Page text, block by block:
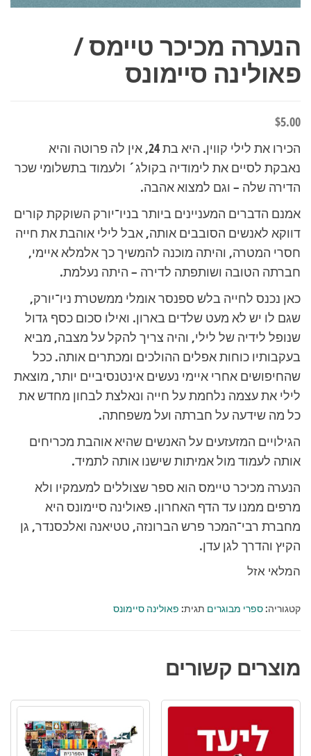
הנערה מכיכר טיימס /
פאולינה סיימונס
$5.00
הכירו את לילי קווין. היא בת 24, אין לה פרוטה והיא
נאבקת לסיים את לימודיה בקולג´ ולעמוד בתשלומי שכר
הדירה שלה – וגם למצוא אהבה.
אמנם הדברים המעניינים ביותר בניו־יורק השוקקת קורים
דווקא לאנשים הסובבים אותה, אבל לילי אוהבת את חייה
חסרי המטרה, והיתה מוכנה להמשיך כך אלמלא איימי,
חברתה הטובה ושותפתה לדירה – היתה נעלמת.
כאן נכנס לחייה בלש ספנסר אומלי ממשטרת ניו־יורק,
שגם לו יש לא מעט שלדים בארון. ואילו סכום כסף גדול
שנופל לידיה של לילי, והיה צריך להקל על מצבה, מביא
בעקבותיו כוחות אפלים ההולכים ומכתרים אותה. ככל
שהחיפושים אחרי איימי נעשים אינטנסיביים יותר, מוצאת
לילי את עצמה נלחמת על חייה ונאלצת לבחון מחדש את
כל מה שידעה על חברתה ועל משפחתה.
הגילויים המזעזעים על האנשים שהיא אוהבת מכריחים
אותה לעמוד מול אמיתות שישנו אותה לתמיד.
הנערה מכיכר טיימס הוא ספר שצוללים למעמקיו ולא
מרפים ממנו עד הדף האחרון. פאולינה סיימונס היא
מחברת רבי־המכר פרש הברונזה, טטיאנה ואלכסנדר, גן
הקיץ והדרך לגן עדן.
המלאי אזל
קטגוריה:ספרי מבוגרים תגית: פאולינה סיימונס
מוצרים קשורים